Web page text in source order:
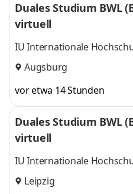
Duales Studium BWL
virtuell
IU Internationale
Augsburg
vor etwa 14 Stunden
Duales Studium BWL
virtuell
IU Internationale
Leipzig